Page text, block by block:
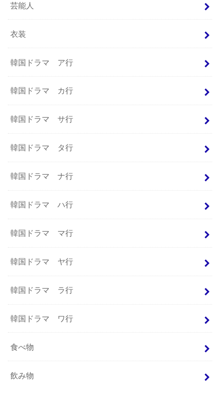
芸能人
衣装
韓国ドラマ ア行
韓国ドラマ カ行
韓国ドラマ サ行
韓国ドラマ タ行
韓国ドラマ ナ行
韓国ドラマ ハ行
韓国ドラマ マ行
韓国ドラマ ヤ行
韓国ドラマ ラ行
韓国ドラマ ワ行
食べ物
飲み物